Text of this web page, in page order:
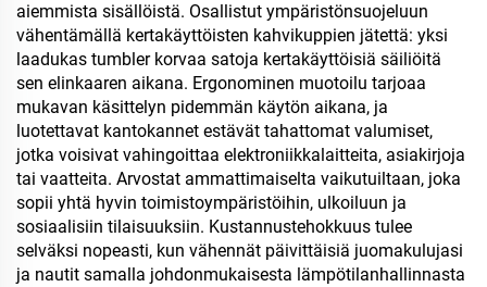
aiemmista sisällöistä. Osallistut ympäristönsuojeluun
vähentämällä kertakäyttöisten kahvikuppien jätettä: yksi
laadukas tumbler korvaa satoja kertakäyttöisiä säiliöitä
sen elinkaaren aikana. Ergonominen muotoilu tarjoaa
mukavan käsittelyn pidemmän käytön aikana, ja
luotettavat kantokannet estävät tahattomat valumiset,
jotka voisivat vahingoittaa elektroniikkalaitteita, asiakirjoja
tai vaatteita. Arvostat ammattimaiselta vaikutuiltaan, joka
sopii yhtä hyvin toimistoympäristöihin, ulkoiluun ja
sosiaalisiin tilaisuuksiin. Kustannustehokkuus tulee
selväksi nopeasti, kun vähennät päivittäisiä juomakulujasi
ja nautit samalla johdonmukaisesta lämpötilanhallinnasta